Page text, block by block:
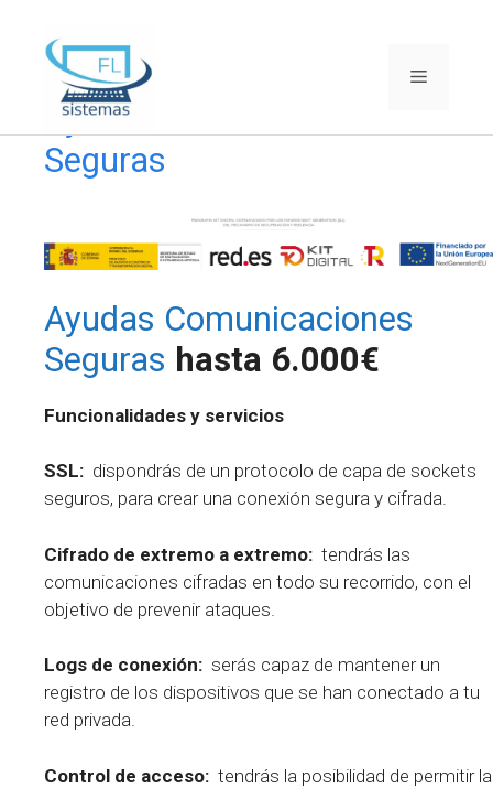
contenido
Menú
Ayudas Comunicaciones
Seguras
Ayudas Comunicaciones
Seguras hasta 6.000€
Funcionalidades y servicios
SSL: dispondrás de un protocolo de capa de sockets
seguros, para crear una conexión segura y cifrada.
Cifrado de extremo a extremo: tendrás las
comunicaciones cifradas en todo su recorrido, con el
objetivo de prevenir ataques.
Logs de conexión: serás capaz de mantener un
registro de los dispositivos que se han conectado a tu
red privada.
Control de acceso: tendrás la posibilidad de permitir la